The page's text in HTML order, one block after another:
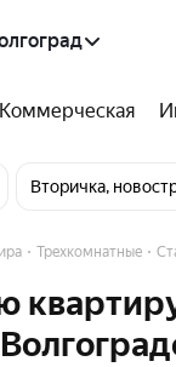
Коммерческая
Вторичка,
Трехкомнатные